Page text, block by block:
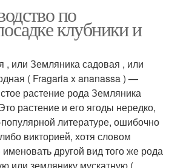
по
клубники и
, или Земляника садовая , или
( Fragaria x ananassa ) —
растение рода Земляника
растение и его ягоды нередко,
литературе, ошибочно
викторией, хотя словом
другой вид того же рода
или землянику мускатную (